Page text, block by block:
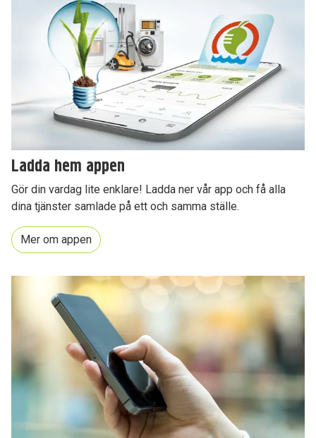
Ladda hem appen
Gör din vardag lite enklare! Ladda ner vår app och få alla
dina tjänster samlade på ett och samma ställe.
Mer om appen